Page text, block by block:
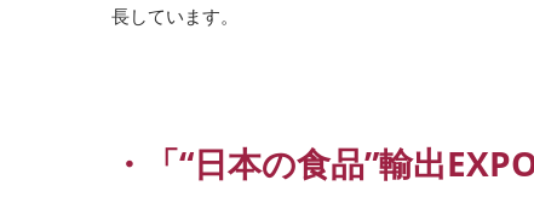
長しています。
・「“日本の食品”輸出